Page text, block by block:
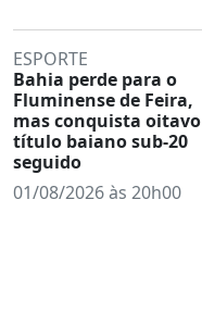
ESPORTE
Bahia perde para o
Fluminense de Feira,
mas conquista oitavo
título baiano sub-20
seguido
01/08/2026 às 20h00